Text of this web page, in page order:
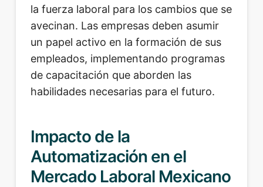
la fuerza laboral para los cambios que se
avecinan. Las empresas deben asumir
un papel activo en la formación de sus
empleados, implementando programas
de capacitación que aborden las
habilidades necesarias para el futuro.
Impacto de la
Automatización en el
Mercado Laboral Mexicano